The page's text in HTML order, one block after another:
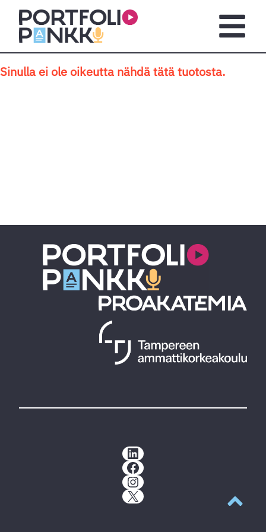
Siirry sisältöön
Sinulla ei ole oikeutta nähdä tätä tuotosta.
LinkedIn
Facebook
Instagram
X
Takaisin